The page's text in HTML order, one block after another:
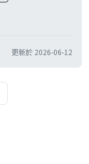
更新於 2026-06-12